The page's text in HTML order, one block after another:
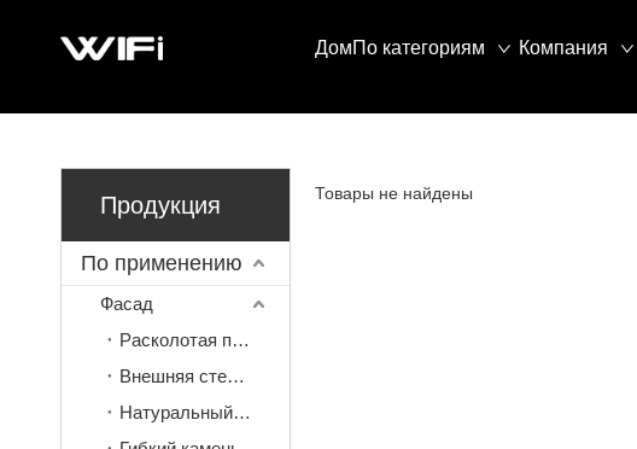
ДомПо категориям Компания
Продукция
По применению
Фасад
Расколотая плитка
Внешняя стена мозаика
Натуральный камень
Товары не найдены